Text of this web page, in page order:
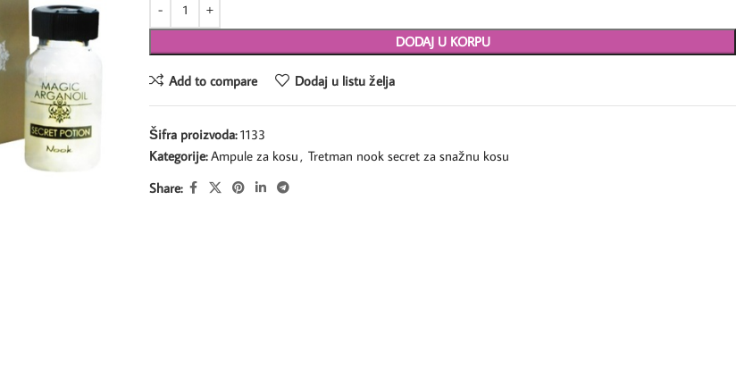
DODAJ U KORPU
Add to compare Dodaj u listu želja
Šifra proizvoda:1133
Kategorije: Ampule za kosu, Tretman nook secret za snažnu kosu
Share: